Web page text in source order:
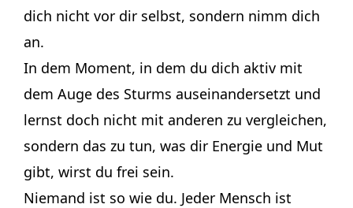
dich nicht vor dir selbst, sondern nimm dich
an.
In dem Moment, in dem du dich aktiv mit
dem Auge des Sturms auseinandersetzt und
lernst doch nicht mit anderen zu vergleichen,
sondern das zu tun, was dir Energie und Mut
gibt, wirst du frei sein.
Niemand ist so wie du. Jeder Mensch ist